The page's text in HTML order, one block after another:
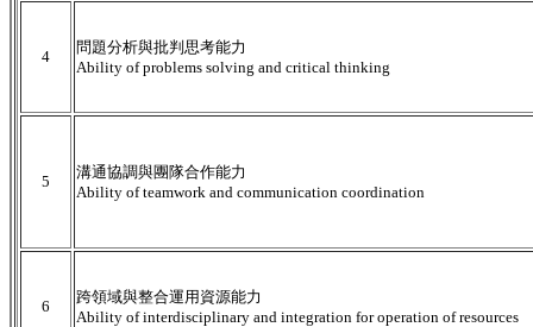
4
問題分析與批判思考能力
Ability of problems solving and critical thinking
5
溝通協調與團隊合作能力
Ability of teamwork and communication coordination
6
跨領域與整合運用資源能力
Ability of interdisciplinary and integration for operation of resources